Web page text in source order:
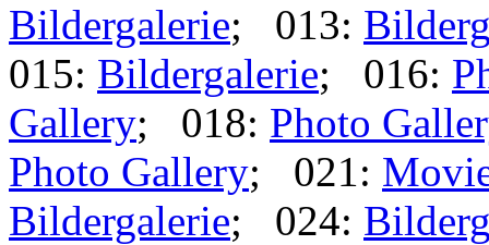
Bildergalerie; 013:
015: Bildergalerie; 016:
Gallery; 018: Photo
Photo Gallery; 021:
Bildergalerie; 024: